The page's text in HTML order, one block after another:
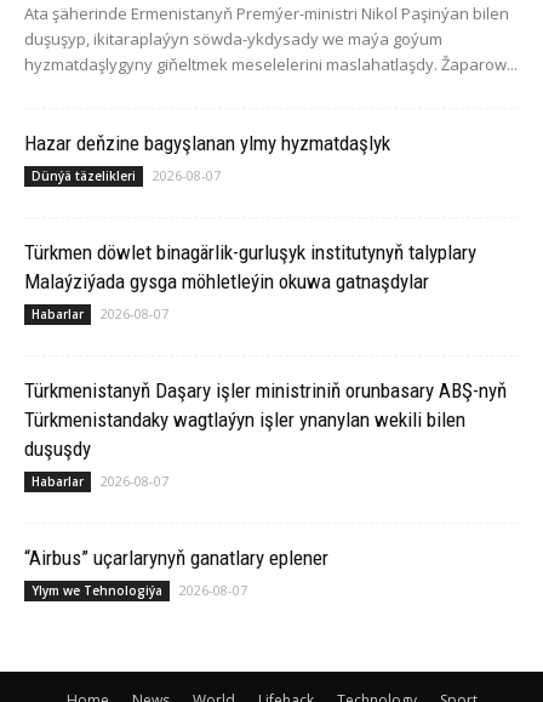
Ata şäherinde Ermenistanyň Premýer-ministri Nikol Paşinýan bilen
duşuşyp, ikitaraplaýyn söwda-ykdysady we maýa goýum
hyzmatdaşlygyny giňeltmek meselelerini maslahatlaşdy. Žaparow...
Hazar deňzine bagyşlanan ylmy hyzmatdaşlyk
Dünýä täzelikleri 2026-08-07
Türkmen döwlet binagärlik-gurluşyk institutynyň talyplary
Malaýziýada gysga möhletleýin okuwa gatnaşdylar
Habarlar 2026-08-07
Türkmenistanyň Daşary işler ministriniň orunbasary ABŞ-nyň
Türkmenistandaky wagtlaýyn işler ynanylan wekili bilen
duşuşdy
Habarlar 2026-08-07
“Airbus” uçarlarynyň ganatlary eplener
Ylym we Tehnologiýa 2026-08-07